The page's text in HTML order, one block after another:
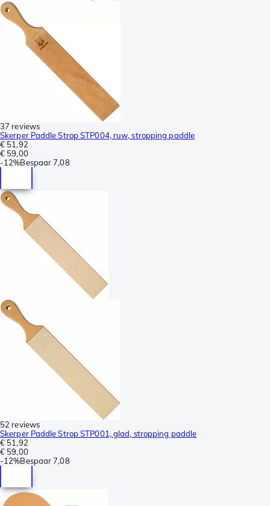
37 reviews
Skerper Paddle Strop STP004, ruw, stropping paddle
€ 51,92
€ 59,00
-12%Bespaar 7,08
52 reviews
Skerper Paddle Strop STP001, glad, stropping paddle
€ 51,92
€ 59,00
-12%Bespaar 7,08